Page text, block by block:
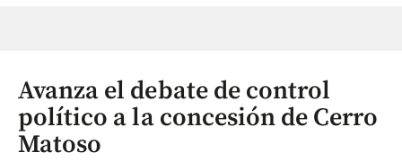
Avanza el debate de control
político a la concesión de Cerro
Matoso